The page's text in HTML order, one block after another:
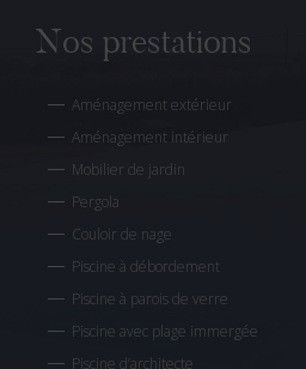
Nos prestations
Aménagement extérieur
Aménagement intérieur
Mobilier de jardin
Pergola
Couloir de nage
Piscine à débordement
Piscine à parois de verre
Piscine avec plage immergée
Piscine d’architecte